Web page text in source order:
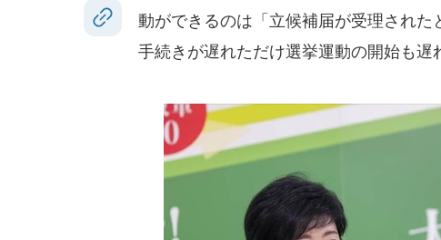
動ができるのは「立候補届が受理され
手続きが遅れただけ選挙運動の開始も遅